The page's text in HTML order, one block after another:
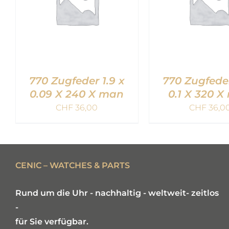
770 Zugfeder 1.9 x
0.09 X 240 X man
CHF 36,00
770
0.1 X 320
CHF
CENIC – WATCHES & PARTS
Rund um die Uhr - nachhaltig - weltweit- zeitlos
-
für Sie verfügbar.